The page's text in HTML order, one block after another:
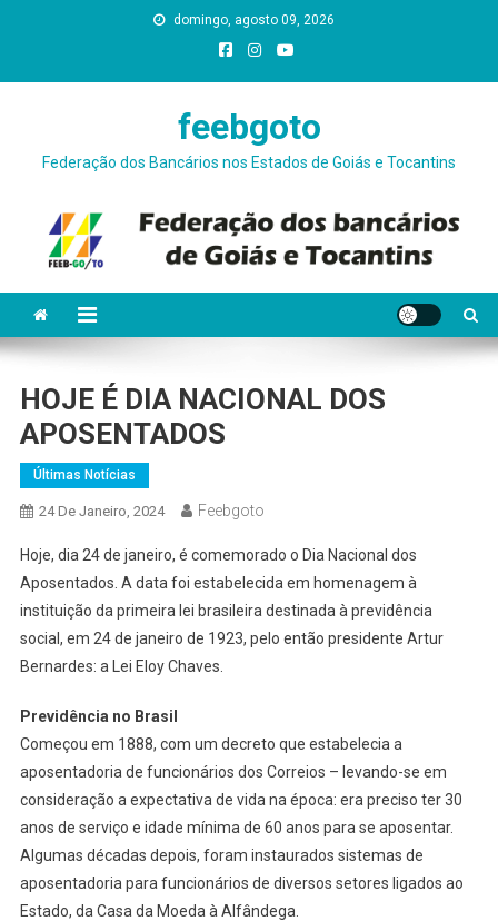
domingo, agosto 09, 2026
feebgoto
Federação dos Bancários nos Estados de Goiás e Tocantins
HOJE É DIA NACIONAL DOS
APOSENTADOS
Últimas Notícias
24 De Janeiro, 2024 Feebgoto
Hoje, dia 24 de janeiro, é comemorado o Dia Nacional dos
Aposentados. A data foi estabelecida em homenagem à
instituição da primeira lei brasileira destinada à previdência
social, em 24 de janeiro de 1923, pelo então presidente Artur
Bernardes: a Lei Eloy Chaves.
Previdência no Brasil
Começou em 1888, com um decreto que estabelecia a
aposentadoria de funcionários dos Correios – levando-se em
consideração a expectativa de vida na época: era preciso ter 30
anos de serviço e idade mínima de 60 anos para se aposentar.
Algumas décadas depois, foram instaurados sistemas de
aposentadoria para funcionários de diversos setores ligados ao
Estado, da Casa da Moeda à Alfândega.